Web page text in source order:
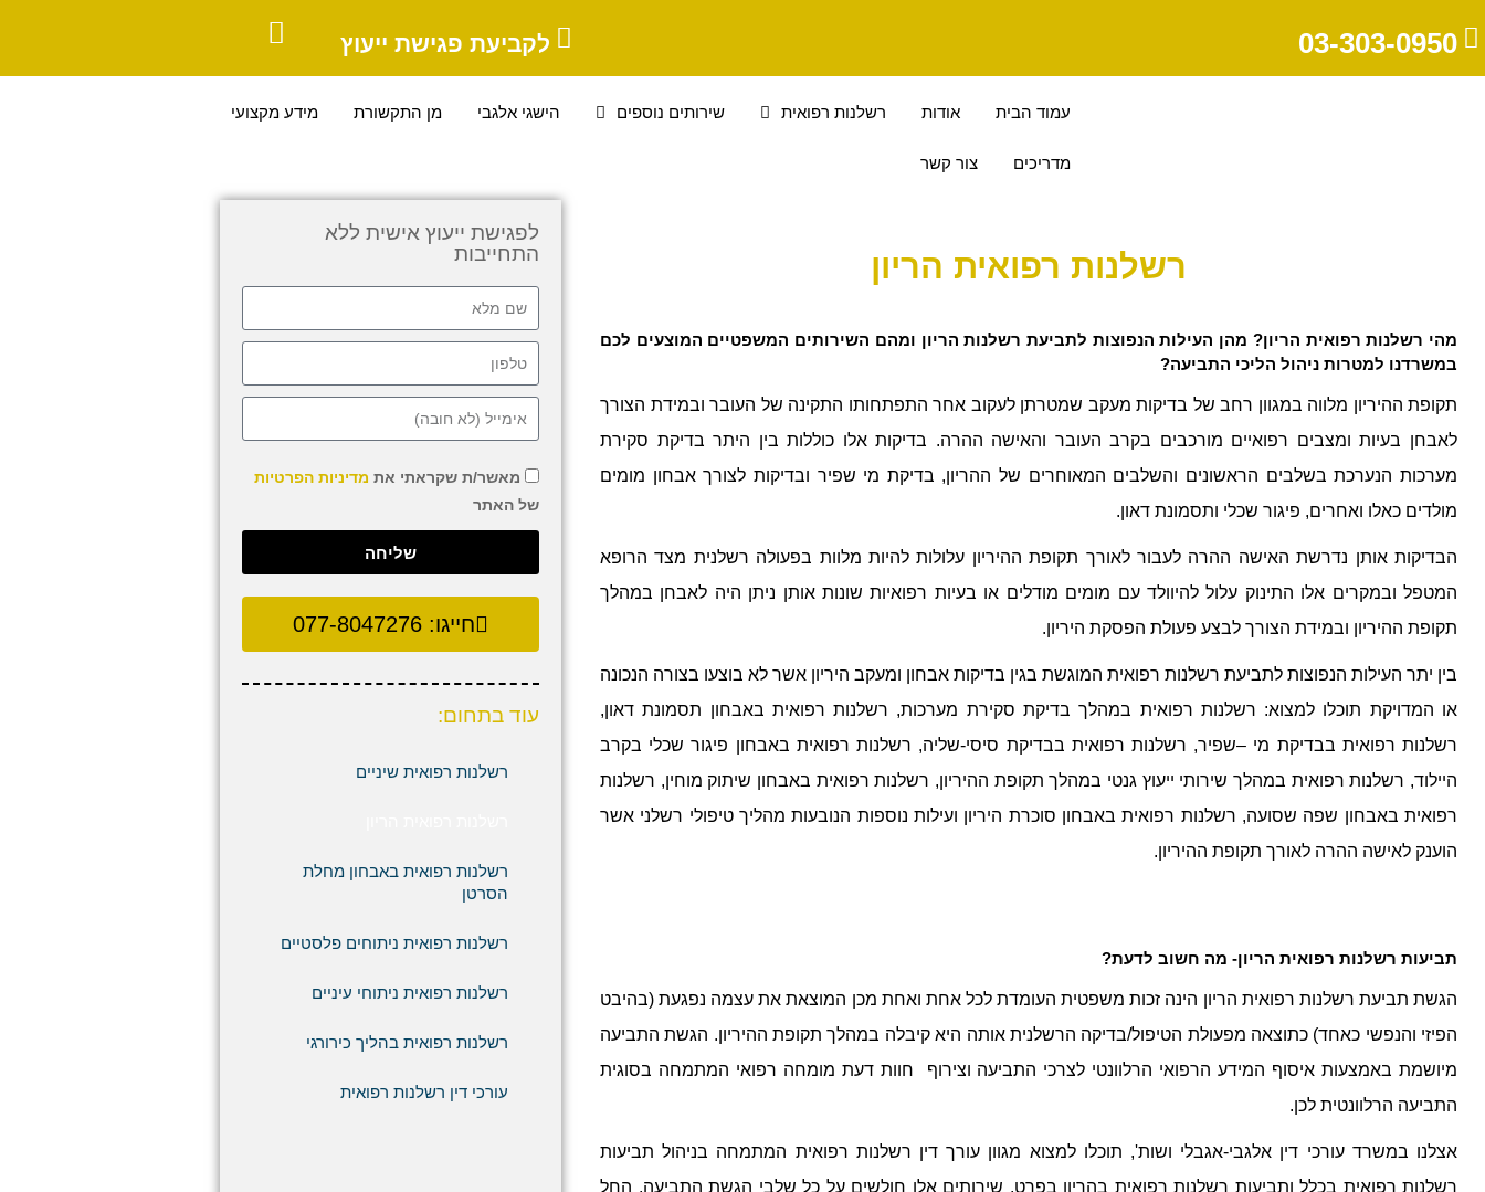
03-303-0950 לקביעת פגישת ייעוץ
עמוד הבית אודות רשלנות רפואית שירותים נוספים הישגי אלגבי מן התקשורת מידע מקצועי
מדריכים צור קשר
רשלנות רפואית הריון
מהי רשלנות רפואית הריון? מהן העילות הנפוצות לתביעת רשלנות הריון ומהם השירותים המשפטיים המוצעים לכם
במשרדנו למטרות ניהול הליכי התביעה?
תקופת ההיריון מלווה במגוון רחב של בדיקות מעקב שמטרתן לעקוב אחר התפתחותו התקינה של העובר ובמידת הצורך
לאבחן בעיות ומצבים רפואיים מורכבים בקרב העובר והאישה ההרה. בדיקות אלו כוללות בין היתר בדיקת סקירת
מערכות הנערכת בשלבים הראשונים והשלבים המאוחרים של ההריון, בדיקת מי שפיר ובדיקות לצורך אבחון מומים
מולדים כאלו ואחרים, פיגור שכלי ותסמונת דאון.
הבדיקות אותן נדרשת האישה ההרה לעבור לאורך תקופת ההיריון עלולות להיות מלוות בפעולה רשלנית מצד הרופא
המטפל ובמקרים אלו התינוק עלול להיוולד עם מומים מודלים או בעיות רפואיות שונות אותן ניתן היה לאבחן במהלך
תקופת ההיריון ובמידת הצורך לבצע פעולת הפסקת היריון.
בין יתר העילות הנפוצות לתביעת רשלנות רפואית המוגשת בגין בדיקות אבחון ומעקב היריון אשר לא בוצעו בצורה הנכונה
או המדויקת תוכלו למצוא: רשלנות רפואית במהלך בדיקת סקירת מערכות, רשלנות רפואית באבחון תסמונת דאון,
רשלנות רפואית בבדיקת מי –שפיר, רשלנות רפואית בבדיקת סיסי-שליה, רשלנות רפואית באבחון פיגור שכלי בקרב
היילוד, רשלנות רפואית במהלך שירותי ייעוץ גנטי במהלך תקופת ההיריון, רשלנות רפואית באבחון שיתוק מוחין, רשלנות
רפואית באבחון שפה שסועה, רשלנות רפואית באבחון סוכרת היריון ועילות נוספות הנובעות מהליך טיפולי רשלני אשר
הוענק לאישה ההרה לאורך תקופת ההיריון.
תביעות רשלנות רפואית הריון- מה חשוב לדעת?
הגשת תביעת רשלנות רפואית הריון הינה זכות משפטית העומדת לכל אחת ואחת מכן המוצאת את עצמה נפגעת (בהיבט
הפיזי והנפשי כאחד) כתוצאה מפעולת הטיפול/בדיקה הרשלנית אותה היא קיבלה במהלך תקופת ההיריון. הגשת התביעה
מיושמת באמצעות איסוף המידע הרפואי הרלוונטי לצרכי התביעה וצירוף חוות דעת מומחה רפואי המתמחה בסוגית
התביעה הרלוונטית לכן.
אצלנו במשרד עורכי דין אלגבי-אגבלי ושות', תוכלו למצוא מגוון עורך דין רשלנות רפואית המתמחה בניהול תביעות
רשלנות רפואית בכלל ותביעות רשלנות רפואית בהריון בפרט. שירותים אלו חולשים על כל שלבי הגשת התביעה, החל
לפגישת ייעוץ אישית ללא
התחייבות
מאשר/ת שקראתי את מדיניות הפרטיות
של האתר
שליחה
חייגו: 077-8047276
עוד בתחום:
רשלנות רפואית שיניים
רשלנות רפואית באבחון מחלת
הסרטן
רשלנות רפואית ניתוחים פלסטיים
רשלנות רפואית ניתוחי עיניים
רשלנות רפואית בהליך כירורגי
עורכי דין רשלנות רפואית